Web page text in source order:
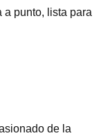
a punto, lista para
de la